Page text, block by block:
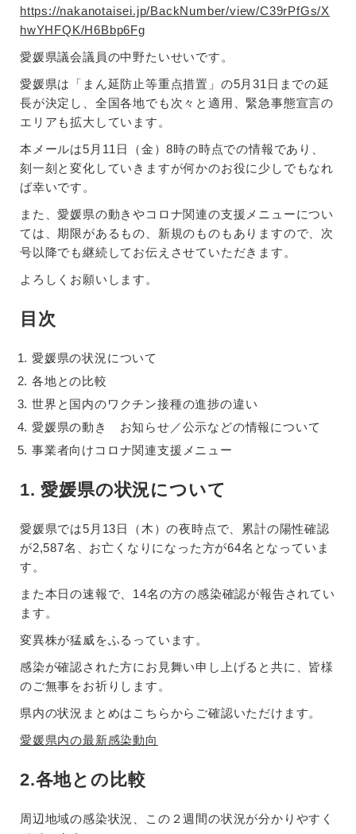
https://nakanotaisei.jp/BackNumber/view/C39rPfGs/X
hwYHFQK/H6Bbp6Fg
愛媛県議会議員の中野たいせいです。
愛媛県は「まん延防止等重点措置」の5月31日までの延
長が決定し、全国各地でも次々と適用、緊急事態宣言の
エリアも拡大しています。
本メールは5月11日（金）8時の時点での情報であり、
刻一刻と変化していきますが何かのお役に少しでもなれ
ば幸いです。
また、愛媛県の動きやコロナ関連の支援メニューについ
ては、期限があるもの、新規のものもありますので、次
号以降でも継続してお伝えさせていただきます。
よろしくお願いします。
目次
愛媛県の状況について
各地との比較
世界と国内のワクチン接種の進捗の違い
愛媛県の動き お知らせ／公示などの情報について
事業者向けコロナ関連支援メニュー
1. 愛媛県の状況について
愛媛県では5月13日（木）の夜時点で、累計の陽性確認
が2,587名、お亡くなりになった方が64名となっていま
す。
また本日の速報で、14名の方の感染確認が報告されてい
ます。
変異株が猛威をふるっています。
感染が確認された方にお見舞い申し上げると共に、皆様
のご無事をお祈りします。
県内の状況まとめはこちらからご確認いただけます。
愛媛県内の最新感染動向
2.各地との比較
周辺地域の感染状況、この２週間の状況が分かりやすく